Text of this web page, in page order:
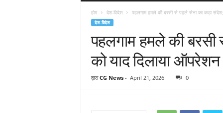
होम देश-विदेश पहलगाम हमले की बरसी से पहले सेना का कड़ा
देश-विदेश
पहलगाम हमले की
को याद दिलाया
द्वारा CG News- April 21, 2026 0